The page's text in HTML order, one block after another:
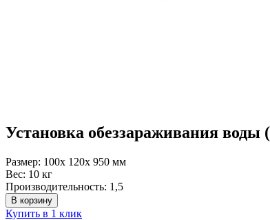
Установка обеззараживания
Размер: 100x 120x 950 мм
Вес: 10 кг
Производительность: 1,5
В корзину
Купить в 1 клик